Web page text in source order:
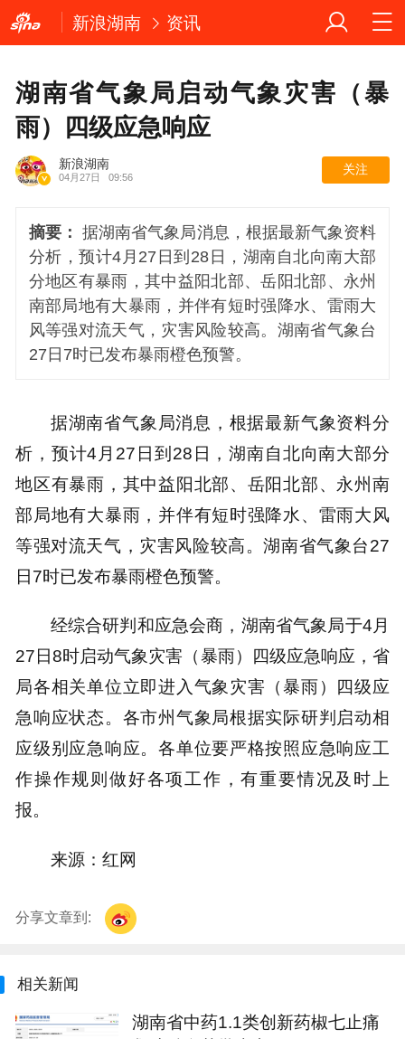
新浪湖南 资讯
湖南省气象局启动气象灾害（暴
雨）四级应急响应
新浪湖南
04月27日 09:56
关注
摘要： 据湖南省气象局消息，根据最新气象资料
分析，预计4月27日到28日，湖南自北向南大部
分地区有暴雨，其中益阳北部、岳阳北部、永州
南部局地有大暴雨，并伴有短时强降水、雷雨大
风等强对流天气，灾害风险较高。湖南省气象台
27日7时已发布暴雨橙色预警。
据湖南省气象局消息，根据最新气象资料分
析，预计4月27日到28日，湖南自北向南大部分
地区有暴雨，其中益阳北部、岳阳北部、永州南
部局地有大暴雨，并伴有短时强降水、雷雨大风
等强对流天气，灾害风险较高。湖南省气象台27
日7时已发布暴雨橙色预警。
经综合研判和应急会商，湖南省气象局于4月
27日8时启动气象灾害（暴雨）四级应急响应，省
局各相关单位立即进入气象灾害（暴雨）四级应
急响应状态。各市州气象局根据实际研判启动相
应级别应急响应。各单位要严格按照应急响应工
作操作规则做好各项工作，有重要情况及时上
报。
来源：红网
分享文章到:
相关新闻
湖南省中药1.1类创新药椒七止痛